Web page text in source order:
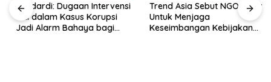
Hendardi: Dugaan Intervensi
TNI dalam Kasus Korupsi
Jadi Alarm Bahaya bagi
Trend Asia Sebut NGO Hadir
Untuk Menjaga
Keseimbangan Kebijakan